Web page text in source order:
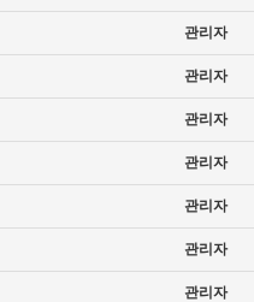
관리자
관리자
관리자
관리자
관리자
관리자
관리자